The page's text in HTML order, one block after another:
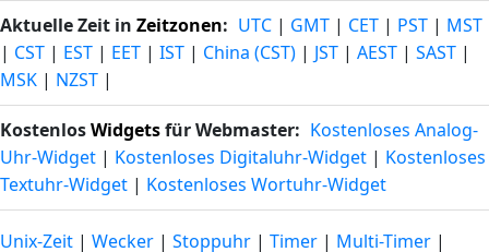
Aktuelle Zeit in Zeitzonen: UTC | GMT | CET | PST | MST
| CST | EST | EET | IST | China (CST) | JST | AEST | SAST |
MSK | NZST |
KostenlosWidgetsfür Webmaster: Kostenloses Analog-
Uhr-Widget | Kostenloses Digitaluhr-Widget | Kostenloses
Textuhr-Widget | Kostenloses Wortuhr-Widget
Unix-Zeit | Wecker | Stoppuhr | Timer | Multi-Timer |